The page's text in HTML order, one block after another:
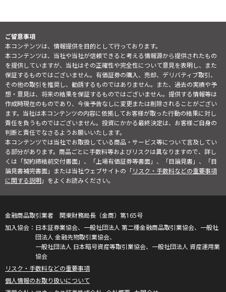
ご留意事項
本コンテンツは、情報提供を目的として行っております。
本コンテンツは、当社や当社が信頼できると考える情報源から提供されたもの
を提供していますが、当社はその正確性や完全性について意見を表明し、また
保証するものではございません。有価証券の購入、売却、デリバティブ取引、
その他の取引を推奨し、勧誘するものではありません。また、過去の実績や予
想・意見は、将来の結果を保証するものではございません。提供する情報等は
作成時現在のものであり、今後予告なしに変更または削除されることがござい
ます。当社は本コンテンツの内容に依拠してお客様が取った行動の結果に対し
責任を負うものではございません。投資にかかる最終決定は、お客様ご自身の
判断と責任でなさるようお願いいたします。
本コンテンツでは当社でお取扱している商品・サービス等について言及してい
る部分があります。商品ごとに手数料等およびリスクは異なりますので、詳し
くは「契約締結前交付書面」、「上場有価証券等書面」、「目論見書」、「目
論見書補完書面」または当社ウェブサイトの「リスク・手数料などの重要事項
に関する説明」をよくお読みください。
金融商品取引業者 関東財務局長（金商）第165号
日本証券業協会、一般社団法人 第二種金融商品取引業協会、一般社
団法人 金融先物取引業協会、
一般社団法人 日本暗号資産等取引業協会、一般社団法人 資産運用業
協会
リスク・手数料などの重要事項
個人情報のお取り扱いについて